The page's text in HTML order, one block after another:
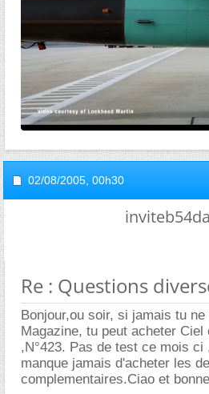
02/08/2005, 00h30
Re : Questions
Bonjour,ou soir, si jamais tu
Magazine, tu peut acheter
,N°423. Pas de test ce mois ci
manque jamais d'acheter les
complementaires.Ciao et